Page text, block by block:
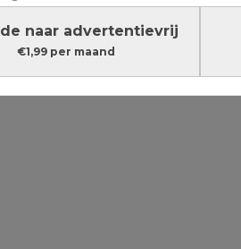
naar advertentievrij
€1,99 per maand